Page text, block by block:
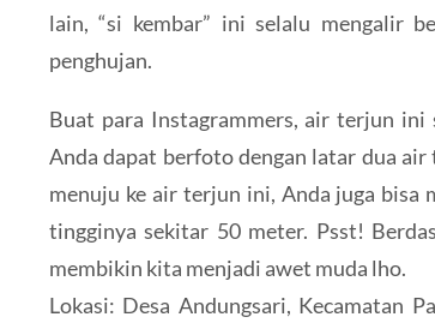
lain, “si kembar” ini selalu mengalir
penghujan.
Buat para Instagrammers, air terjun ini
Anda dapat berfoto dengan latar dua
menuju ke air terjun ini, Anda juga bisa
tingginya sekitar 50 meter. Psst!
membikin kita menjadi awet muda lho.
Lokasi: Desa Andungsari, Kecamatan